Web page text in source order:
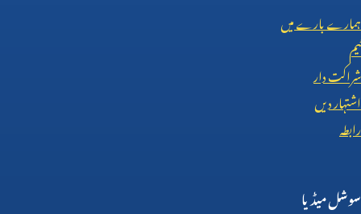
ہمارے بارے میں
ٹیم
شراکت دار
اشتہار دیں
رابطہ
سوشل میڈیا